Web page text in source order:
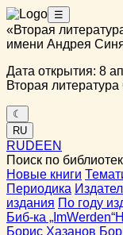
☰
«Вторая
имени Андрея
Дата открытия: 8
Вторая
☾
RU
RUDEEN
Поиск по
Новые книги
Периодика
издания По году
Биб-ка „ImWerden“
Борис Хазанов